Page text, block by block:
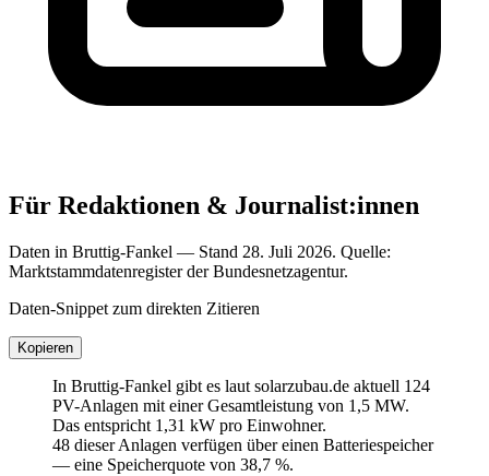
Für Redaktionen & Journalist:innen
Daten in Bruttig-Fankel — Stand 28. Juli 2026. Quelle:
Marktstammdatenregister der Bundesnetzagentur.
Daten-Snippet zum direkten Zitieren
Kopieren
In Bruttig-Fankel gibt es laut solarzubau.de aktuell 124
PV-Anlagen mit einer Gesamtleistung von 1,5 MW.
Das entspricht 1,31 kW pro Einwohner.
48 dieser Anlagen verfügen über einen Batteriespeicher
— eine Speicherquote von 38,7 %.